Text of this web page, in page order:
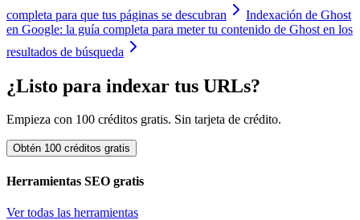
completa para que tus páginas se descubran
Indexación de Ghost
en Google: la guía completa para meter tu contenido de Ghost en los
resultados de búsqueda
¿Listo para indexar tus URLs?
Empieza con 100 créditos gratis. Sin tarjeta de crédito.
Obtén 100 créditos gratis
Herramientas SEO gratis
Ver todas las herramientas